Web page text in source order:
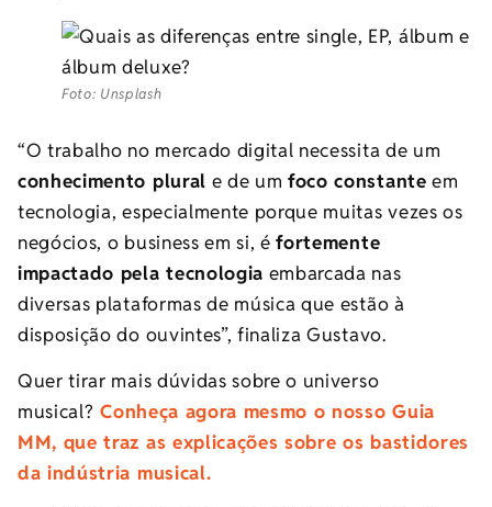
Foto: Unsplash
“O trabalho no mercado digital necessita de um
conhecimento plural e de umfoco constante em
tecnologia, especialmente porque muitas vezes os
negócios, o business em si, éfortemente
impactado pela tecnologia embarcada nas
diversas plataformas de música que estão à
disposição do ouvintes”, finaliza Gustavo.
Quer tirar mais dúvidas sobre o universo
musical? Conheça agora mesmo o nosso Guia
MM, que traz as explicações sobre os bastidores
da indústria musical.